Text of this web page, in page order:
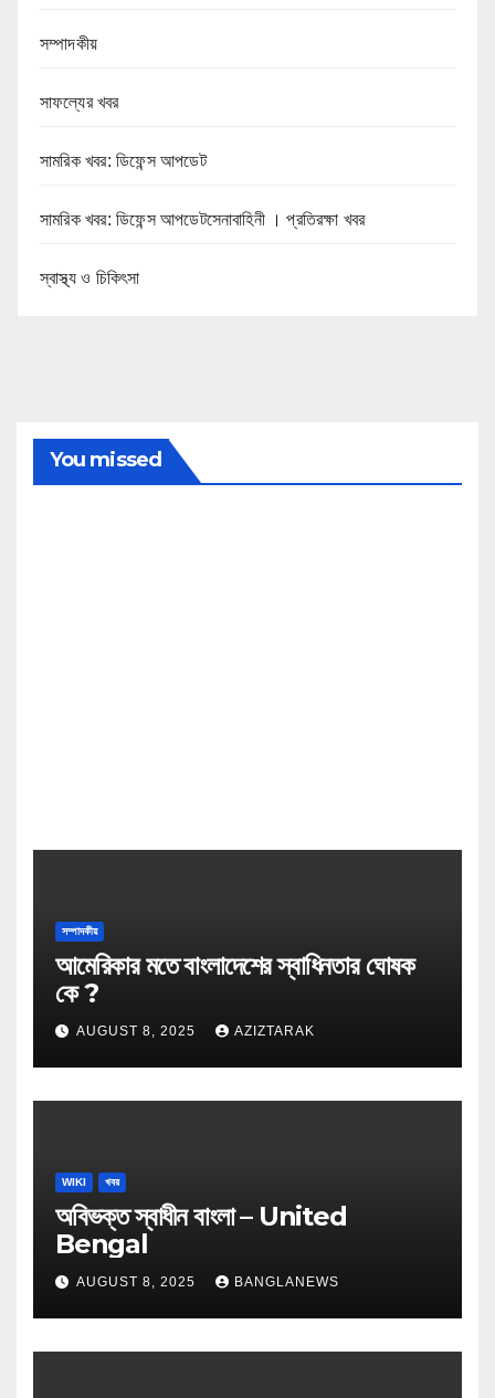
সম্পাদকীয়
সাফল্যের খবর
সামরিক খবর: ডিফেন্স আপডেট
সামরিক খবর: ডিফেন্স আপডেটসেনাবাহিনী । প্রতিরক্ষা খবর
স্বাস্থ্য ও চিকিৎসা
You missed
সম্পাদকীয়
আমেরিকার মতে বাংলাদেশের স্বাধিনতার ঘোষক
কে ?
AUGUST 8, 2025 AZIZTARAK
WIKI খবর
অবিভক্ত স্বাধীন বাংলা – United
Bengal
AUGUST 8, 2025 BANGLANEWS